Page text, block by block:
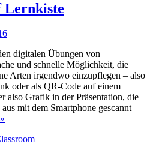
Lernkiste
digitalen Übungen von
und schnelle Möglichkeit, die
Arten irgendwo einzupflegen – also
oder als QR-Code auf einem
also Grafik in der Präsentation, die
mit dem Smartphone gescannt